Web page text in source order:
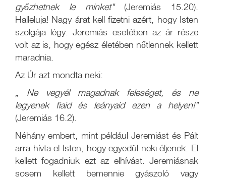
győzhetnek le minket" (Jeremiás 15.20).
Halleluja! Nagy árat kell fizetni azért, hogy Isten
szolgája légy. Jeremiás esetében az ár része
volt az is, hogy egész életében nőtlennek kellett
maradnia.
Az Úr azt mondta neki:
„
Ne vegyél magadnak feleséget, és ne
legyenek fiaid és leányaid ezen a helyen!"
(Jeremiás 16.2).
Néhány embert, mint például Jeremiást és Pált
arra hívta el Isten, hogy egyedül neki éljenek. El
kellett fogadniuk ezt az elhívást. Jeremiásnak
sosem kellett bemennie gyászoló vagy